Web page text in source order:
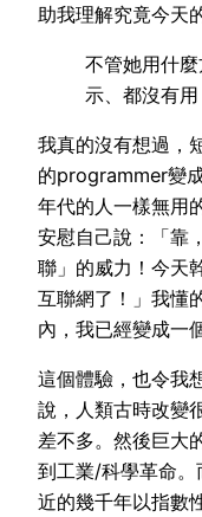
助我理解究竟今天
不管她用什
示、都沒有用
我真的沒有想過，
的programmer變
年代的人一樣無用
安慰自己說：「靠
聯」的威力！今天
互聯網了！」我懂
內，我已經變成一
這個體驗，也令我
說，人類古時改變
差不多。然後巨大
到工業/科學革命
近的幾千年以指數